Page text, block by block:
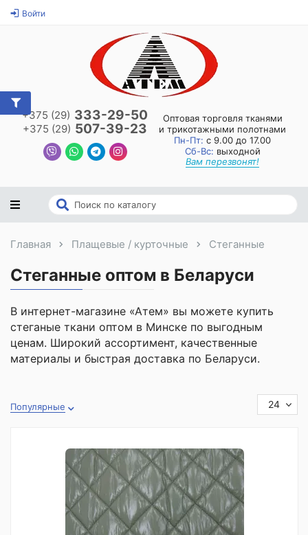
Войти
+375 (29) 333-29-50
+375 (29) 507-39-23
Оптовая торговля тканями
и трикотажными полотнами
Пн-Пт: с 9.00 до 17.00
Сб-Вс: выходной
Вам перезвонят!
Главная Плащевые / курточные Стеганные
Стеганные оптом в Беларуси
В интернет-магазине «Атем» вы можете купить
стеганые ткани оптом в Минске по выгодным
ценам. Широкий ассортимент, качественные
материалы и быстрая доставка по Беларуси.
Популярные 24